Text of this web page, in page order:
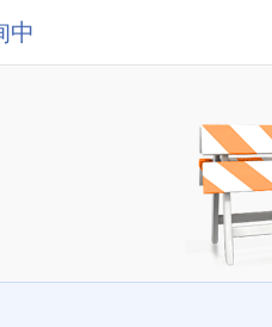
中